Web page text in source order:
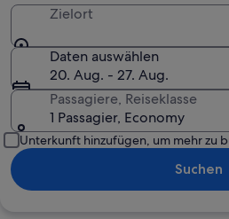
Zielort
Daten auswählen
20. Aug. - 27. Aug.
Passagiere, Reiseklasse
1 Passagier, Economy
Unterkunft hinzufügen, um mehr zu
Suchen